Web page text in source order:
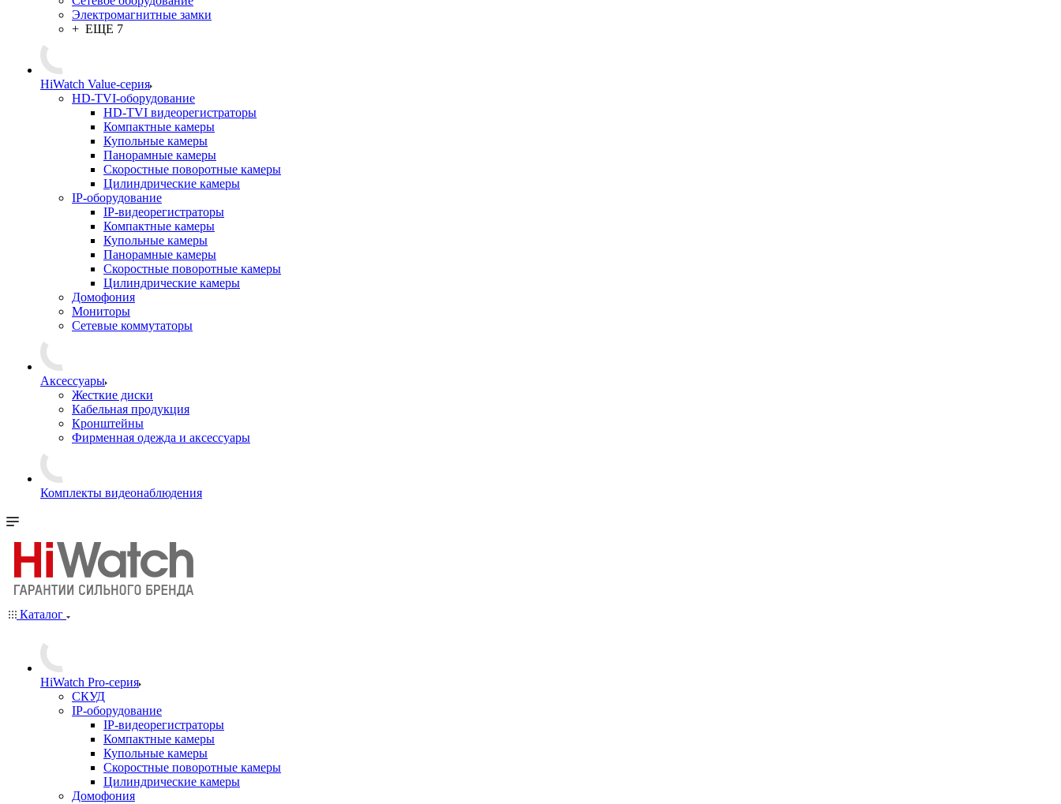
Электромагнитные замки
+ ЕЩЕ 7
HiWatch Value-серия
HD-TVI-оборудование
HD-TVI видеорегистраторы
Компактные камеры
Купольные камеры
Панорамные камеры
Скоростные поворотные камеры
Цилиндрические камеры
IP-оборудование
IP-видеорегистраторы
Компактные камеры
Купольные камеры
Панорамные камеры
Скоростные поворотные камеры
Цилиндрические камеры
Домофония
Мониторы
Сетевые коммутаторы
Аксессуары
Жесткие диски
Кабельная продукция
Кронштейны
Фирменная одежда и аксессуары
Комплекты видеонаблюдения
Каталог
HiWatch Pro-серия
CКУД
IP-оборудование
IP-видеорегистраторы
Компактные камеры
Купольные камеры
Скоростные поворотные камеры
Цилиндрические камеры
Домофония